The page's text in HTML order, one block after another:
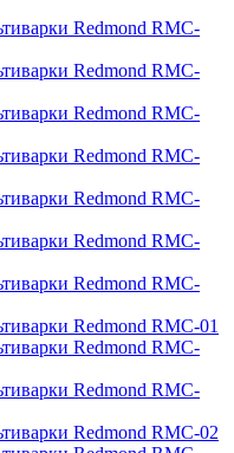
Redmond RMC-
Redmond RMC-
Redmond RMC-
Redmond RMC-
Redmond RMC-
Redmond RMC-
Redmond RMC-
Redmond RMC-01
Redmond RMC-
Redmond RMC-
Redmond RMC-02